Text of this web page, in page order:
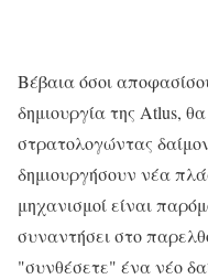
Βέβαια όσοι
δημιουργία της Atlus,
στρατολογώντας
δημιουργήσουν νέα
μηχανισμοί είναι
συναντήσει στο
"συνθέσετε" ένα νέο